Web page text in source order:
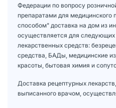
Федерации по вопросу
препаратами для
способом" доставка на дом из
осуществляется для следующих
лекарственных средств:
средства, БАДы, медицинские
красоты, бытовая химия и
Доставка рецептурных
выписанного врачом,